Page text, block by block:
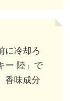
に冷却ろ
ー 陸」で
香味成分